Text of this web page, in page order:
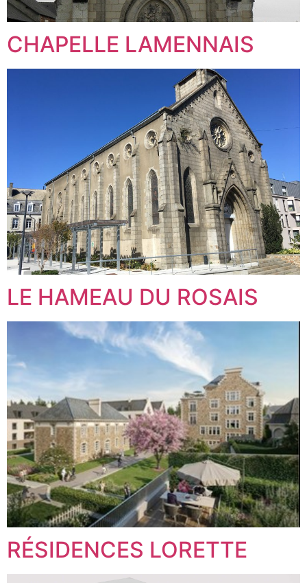
CHAPELLE LAMENNAIS
LE HAMEAU DU ROSAIS
RÉSIDENCES LORETTE